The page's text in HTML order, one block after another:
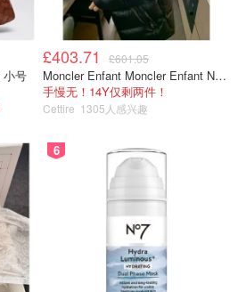
£403.71 £601.05
Moncler Enfant Moncler Enfant New Aubert 连帽羽绒服
手慢无！14Y仅剩两件！
Cettire 1305人感兴趣
6